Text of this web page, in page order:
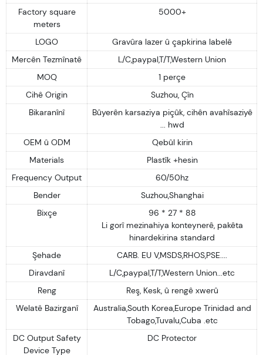
Factory square
meters
5000+
LOGO
Gravûra lazer û çapkirina labelê
Mercên Tezmînatê
L/C,paypal,T/T,Western Union
MOQ
1 perçe
Cihê Origin
Suzhou, Çîn
Bikaranînî
Bûyerên karsaziya piçûk, cihên avahîsaziyê
... hwd
OEM û ODM
Qebûl kirin
Materials
Plastîk +hesin
Frequency Output
60/50hz
Bender
Suzhou,Shanghai
Bixçe
96 * 27 * 88
Li gorî mezinahiya konteynerê, pakêta
hinardekirina standard
Şehade
CARB. EU V,MSDS,RHOS,PSE....
Diravdanî
L/C,paypal,T/T,Western Union...etc
Reng
Reş, Kesk, û rengê xwerû
Welatê Bazirganî
Australia,South Korea,Europe Trinidad and
Tobago,Tuvalu,Cuba .etc
DC Output Safety
Device Type
DC Protector